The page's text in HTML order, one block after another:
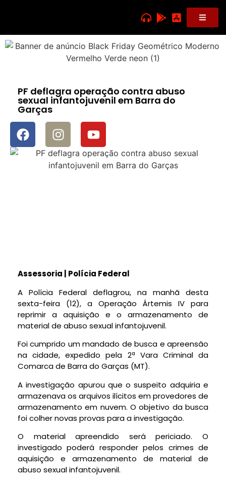
PF deflagra operação contra abuso
sexual infantojuvenil em Barra do
Garças
Assessoria | Polícia Federal
A Polícia Federal deflagrou, na manhã desta
sexta-feira (12), a Operação Ártemis IV para
reprimir a aquisição e o armazenamento de
material de abuso sexual infantojuvenil.
Foi cumprido um mandado de busca e apreensão
na cidade, expedido pela 2ª Vara Criminal da
Comarca de Barra do Garças (MT).
A investigação apurou que o suspeito adquiria e
armazenava os arquivos ilícitos em provedores de
armazenamento em nuvem. O objetivo da busca
foi colher novas provas para a investigação.
O material apreendido será periciado. O
investigado poderá responder pelos crimes de
aquisição e armazenamento de material de
abuso sexual infantojuvenil.